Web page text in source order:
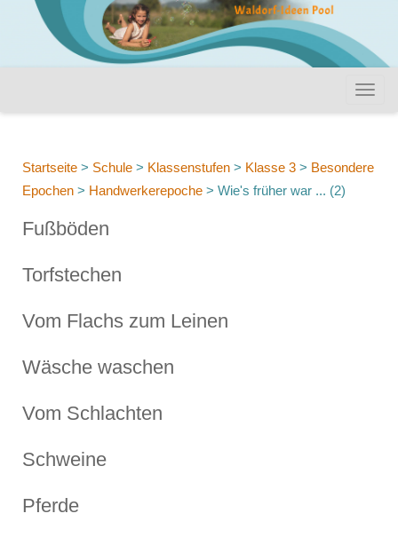
Startseite > Schule > Klassenstufen > Klasse 3 > Besondere
Epochen > Handwerkerepoche > Wie's früher war ... (2)
Fußböden
Torfstechen
Vom Flachs zum Leinen
Wäsche waschen
Vom Schlachten
Schweine
Pferde